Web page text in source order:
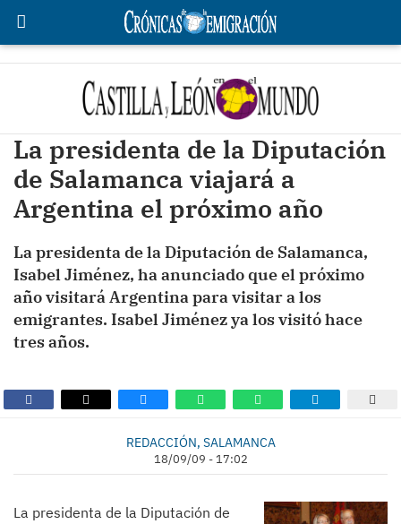
La presidenta de la Diputación
de Salamanca viajará a
Argentina el próximo año
La presidenta de la Diputación de Salamanca,
Isabel Jiménez, ha anunciado que el próximo
año visitará Argentina para visitar a los
emigrantes. Isabel Jiménez ya los visitó hace
tres años.
REDACCIÓN, SALAMANCA
18/09/09 - 17:02
La presidenta de la Diputación de